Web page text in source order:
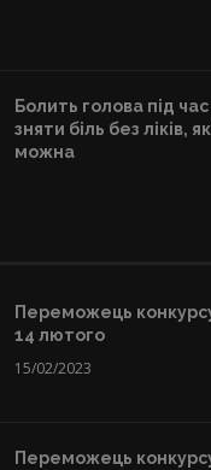
Болить голова під час
зняти біль без ліків,
можна
Переможець
14 лютого
15/02/2023
Переможець